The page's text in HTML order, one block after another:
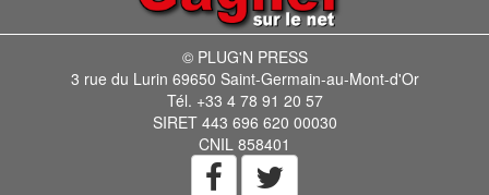
© PLUG'N PRESS
3 rue du Lurin 69650 Saint-Germain-au-Mont-d'Or
Tél. +33 4 78 91 20 57
SIRET 443 696 620 00030
CNIL 858401